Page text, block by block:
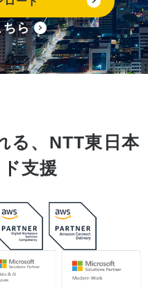
ちら
る、NTT東日本
支援